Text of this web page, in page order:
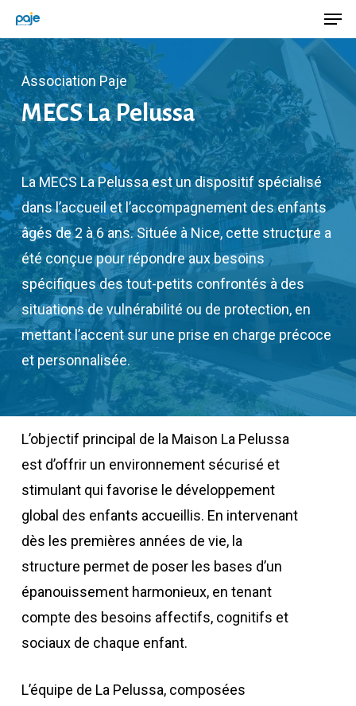
Skip
to
main
content
Association Paje
MECS La Pelussa
La MECS La Pelussa est un dispositif spécialisé
dans l’accueil et l’accompagnement des enfants
âgés de 2 à 6 ans. Située à Nice, cette structure a
été conçue pour répondre aux besoins
spécifiques des tout-petits confrontés à des
situations de vulnérabilité ou de protection, en
mettant l’accent sur une prise en charge précoce
et personnalisée.
L’objectif principal de la Maison La Pelussa
est d’offrir un environnement sécurisé et
stimulant qui favorise le développement
global des enfants accueillis. En intervenant
dès les premières années de vie, la
structure permet de poser les bases d’un
épanouissement harmonieux, en tenant
compte des besoins affectifs, cognitifs et
sociaux de chaque enfant.
L’équipe de La Pelussa, composées
Menu